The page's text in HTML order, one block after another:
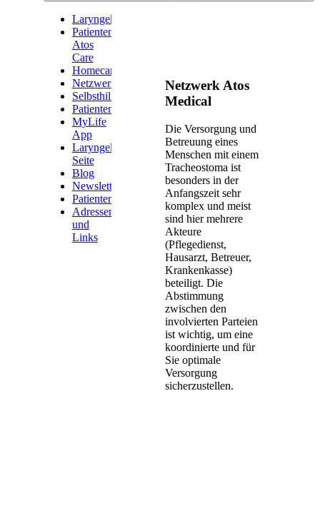
Laryngektomie
Patientenservices
Atos
Care
Homecare
Netzwerk
Selbsthilfegruppen
Patientenservicetelefon
MyLife
App
Laryngektomie
Seite
Blog
Newsletter
Patientenmagazin
Adressen
und
Links
Netzwerk Atos
Medical
Die Versorgung und
Betreuung eines
Menschen mit einem
Tracheostoma ist
besonders in der
Anfangszeit sehr
komplex und meist
sind hier mehrere
Akteure
(Pflegedienst,
Hausarzt, Betreuer,
Krankenkasse)
beteiligt. Die
Abstimmung
zwischen den
involvierten Parteien
ist wichtig, um eine
koordinierte und für
Sie optimale
Versorgung
sicherzustellen.